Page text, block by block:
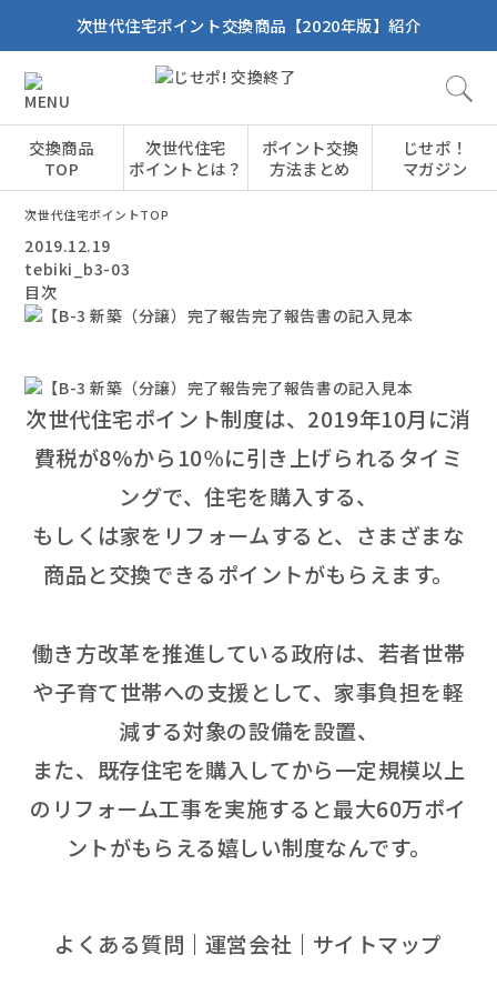
次世代住宅ポイント交換商品【2020年版】紹介
交換商品
TOP
次世代住宅
ポイントとは？
ポイント交換
方法まとめ
じせポ！
マガジン
次世代住宅ポイントTOP
2019.12.19
tebiki_b3-03
目次
次世代住宅ポイント制度は、2019年10月に消
費税が8%から10％に引き上げられるタイミ
ングで、住宅を購入する、
もしくは家をリフォームすると、さまざまな
商品と交換できるポイントがもらえます。
働き方改革を推進している政府は、若者世帯
や子育て世帯への支援として、家事負担を軽
減する対象の設備を設置、
また、既存住宅を購入してから一定規模以上
のリフォーム工事を実施すると最大60万ポイ
ントがもらえる嬉しい制度なんです。
よくある質問 運営会社 サイトマップ